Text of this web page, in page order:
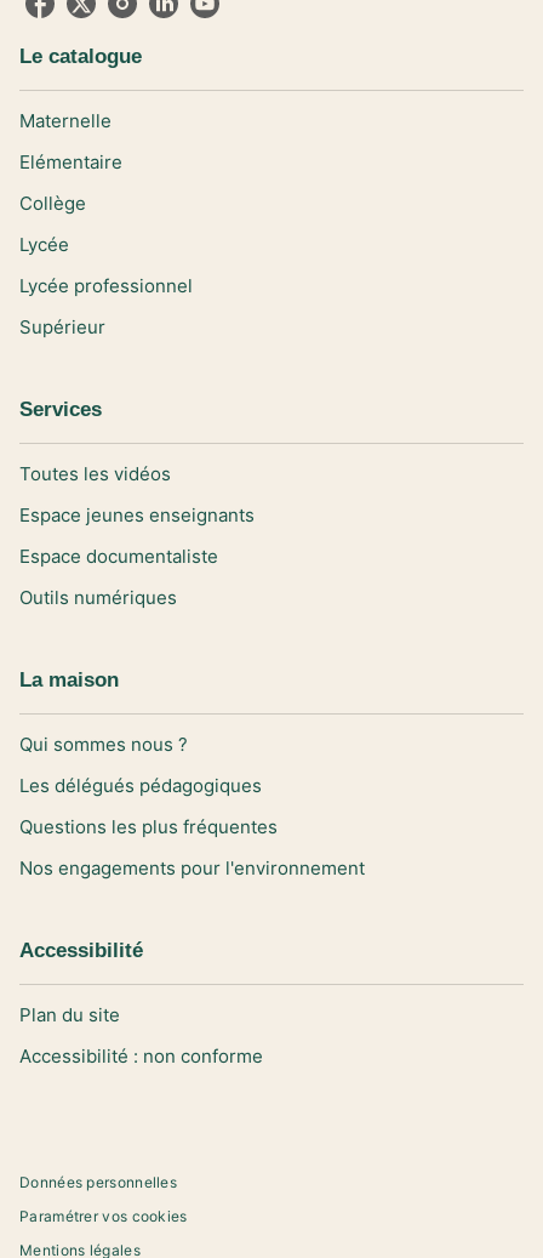
Le catalogue
Maternelle
Elémentaire
Collège
Lycée
Lycée professionnel
Supérieur
Services
Toutes les vidéos
Espace jeunes enseignants
Espace documentaliste
Outils numériques
La maison
Qui sommes nous ?
Les délégués pédagogiques
Questions les plus fréquentes
Nos engagements pour l'environnement
Accessibilité
Plan du site
Accessibilité : non conforme
Données personnelles
Paramétrer vos cookies
Mentions légales